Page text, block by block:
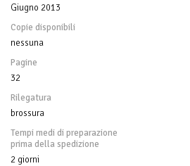
Giugno 2013
Copie disponibili
nessuna
Pagine
32
Rilegatura
brossura
Tempi medi di preparazione
prima della spedizione
2 giorni